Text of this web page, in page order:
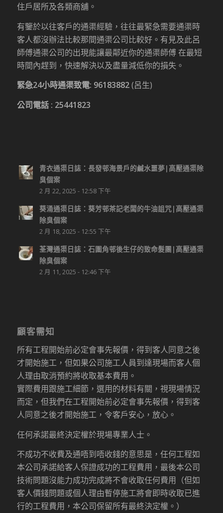
住戶居所及各類商舖。
有鑒於以往客戶的通渠經驗，往往最緊急需要通渠時
客人都沒辦法比較那間通渠公司比較好。有見及此呂
師傅通渠公司的出現能讓最鄰近你的通渠師傅 在最短
時間內趕到，快速解決以及盡量減低你的損失。
緊急24小時通渠致電: 96183882(呂生)
公司電話 : 25441823
青衣通渠日誌：長發邨海景戶的鹹水噩夢|高壓通渠除
臭個案
2 月 22, 2025 - 12:58 下午
葵涌通渠日誌：葵芳邨茶記老闆的牛油詛咒|高壓通渠
除臭個案
2 月 18, 2025 - 12:55 下午
荃灣通渠日誌：石圍角邨後生仔的致命髮團|高壓通渠
除臭個案
2 月 11, 2025 - 12:46 下午
顧客需知
所有工程開始前必定會事先報價，得到客人同意之後
才開始施工，但如果公司施工人員到達現場而客人個
人理由取消預約將收取基本費用。
實際費用跟施工細節，選用的材料有關，視現場情況
而定，但我們在工程開始前必定會事先報價，得到客
人同意之後才開始施工，令客戶安心，放心。
任何承諾最終決定權於現場專業人士。
不成功不收費及通唔到唔收錢的意思是，任何工程如
本公司承諾給客人保證成功的工程費用，最後本公司
技術問題沒能力成功完成將不會收取任何費用（但如
客人價錢問題或個人理由暫停施工將會即時收取已進
行的工程費用，本公司保留所有最終決定權。）